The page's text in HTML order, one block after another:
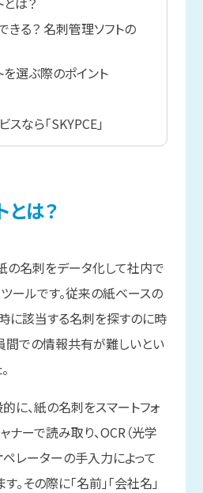
きる？ 名刺管理ソフトの
選ぶ際のポイント
なら「SKYPCE」
は？
の名刺をデータ化して社内で
ールです。従来の紙ベースの
に該当する名刺を探すのに時
間での情報共有が難しいとい
に、紙の名刺をスマートフォ
ナーで読み取り、OCR（光学
レーターの手入力によって
その際に「名前」「会社名」